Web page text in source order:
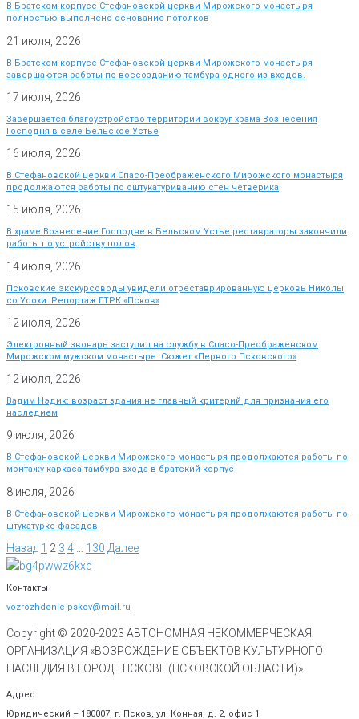
В Братском корпусе Стефановской церкви Мирожского монастыря
полностью выполнено основание потолков
21 июля, 2026
В Братском корпусе Стефановской церкви Мирожского монастыря
завершаются работы по воссозданию тамбура одного из входов.
17 июля, 2026
Завершается благоустройство территории вокруг храма Вознесения
Господня в селе Бельское Устье
16 июля, 2026
В Стефановской церкви Спасо-Преображенского Мирожского монастыря
продолжаются работы по оштукатуриванию стен четверика
15 июля, 2026
В храме Вознесение Господне в Бельском Устье реставраторы закончили
работы по устройству полов
14 июля, 2026
Псковские экскурсоводы увидели отреставрированную церковь Николы
со Усохи. Репортаж ГТРК «Псков»
12 июля, 2026
Электронный звонарь заступил на службу в Спасо-Преображенском
Мирожском мужском монастыре. Сюжет «Первого Псковского»
12 июля, 2026
Вадим Нэдик: возраст здания не главный критерий для признания его
наследием
9 июля, 2026
В Стефановской церкви Мирожского монастыря продолжаются работы по
монтажу каркаса тамбура входа в братский корпус
8 июля, 2026
В Стефановской церкви Мирожского монастыря продолжаются работы по
штукатурке фасадов
Назад 1 2 3 4 130 Далее
Контакты
vozrozhdenie-pskov@mail.ru
Copyright © 2020-2023 АВТОНОМНАЯ НЕКОММЕРЧЕСКАЯ
ОРГАНИЗАЦИЯ «ВОЗРОЖДЕНИЕ ОБЪЕКТОВ КУЛЬТУРНОГО
НАСЛЕДИЯ В ГОРОДЕ ПСКОВЕ (ПСКОВСКОЙ ОБЛАСТИ)»
Адрес
Юридический – 180007, г. Псков, ул. Конная, д. 2, офис 1